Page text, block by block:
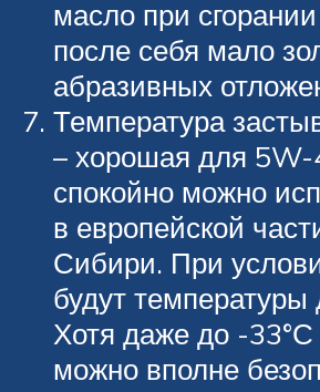
масло при
после себя мало
абразивных
Температура
– хорошая для
спокойно можно
в европейской
Сибири. При
будут температуры
Хотя даже до -
можно вполне